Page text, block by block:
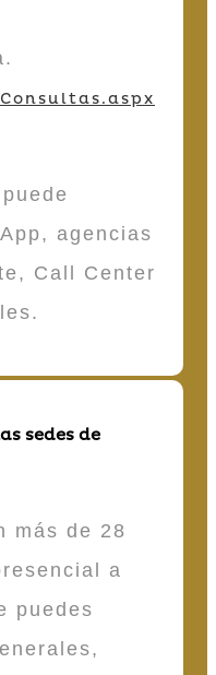
agencias
Call Center
sedes de
más de 28
a
puedes